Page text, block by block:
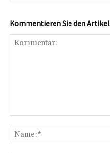
Kommentieren Sie den Artikel